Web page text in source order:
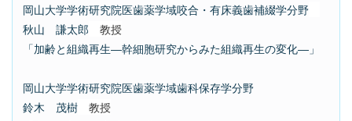
岡山大学学術研究院医歯薬学域咬合・有床義歯補綴学分野
秋山 謙太郎 教授
「加齢と組織再生―幹細胞研究からみた組織再生の変化―」
岡山大学学術研究院医歯薬学域歯科保存学分野
鈴木 茂樹教授